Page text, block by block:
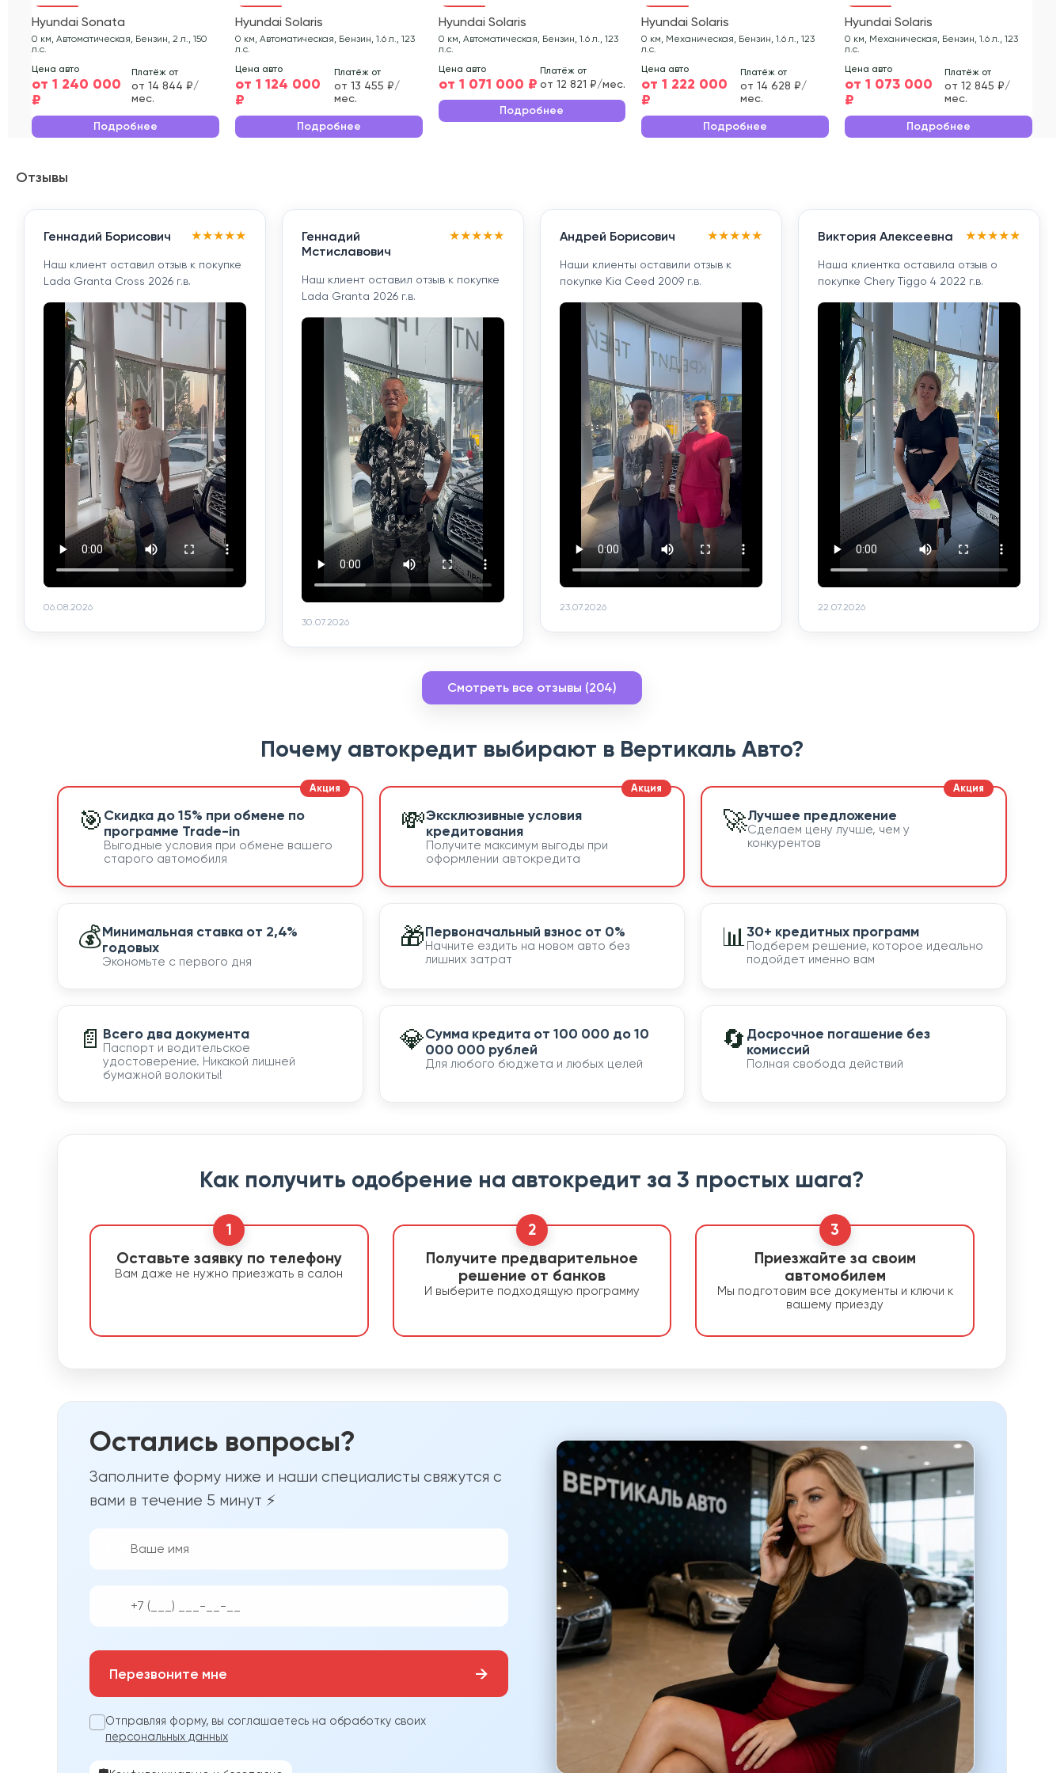
Hyundai Sonata
0 км, Автоматическая, Бензин, 2 л., 150
л.с.
Цена авто
от 1 240 000
₽
Платёж от
от 14 844 ₽/
мес.
Подробнее
Hyundai Solaris
0 км, Автоматическая, Бензин, 1.6 л., 123
л.с.
Цена авто
от 1 124 000
₽
Платёж от
от 13 455 ₽/
мес.
Подробнее
Hyundai Solaris
0 км, Автоматическая, Бензин, 1.6 л., 123
л.с.
Цена авто
от 1 071 000 ₽
Платёж от
от 12 821 ₽/мес.
Подробнее
Hyundai Solaris
0 км, Механическая, Бензин, 1.6 л., 123
л.с.
Цена авто
от 1 222 000
₽
Платёж от
от 14 628 ₽/
мес.
Подробнее
Hyundai Solaris
0 км, Механическая, Бензин, 1.6 л., 123
л.с.
Цена авто
от 1 073 000
₽
Платёж от
от 12 845 ₽/
мес.
Подробнее
Отзывы
Геннадий Борисович ★★★★★
Наш клиент оставил отзыв к покупке
Lada Granta Cross 2026 г.в.
06.08.2026
Геннадий
Мстиславович
★★★★★
Наш клиент оставил отзыв к покупке
Lada Granta 2026 г.в.
30.07.2026
Андрей Борисович ★★★★★
Наши клиенты оставили отзыв к
покупке Kia Ceed 2009 г.в.
23.07.2026
Виктория Алексеевна ★★★★★
Наша клиентка оставила отзыв о
покупке Chery Tiggo 4 2022 г.в.
22.07.2026
Смотреть все отзывы (204)
Почему автокредит выбирают в Вертикаль Авто?
🎯 Скидка до 15% при обмене по
программе Trade-in
Выгодные условия при обмене вашего
старого автомобиля
💸Эксклюзивные условия
кредитования
Получите максимум выгоды при
оформлении автокредита
🚀Лучшее предложение
Сделаем цену лучше, чем у
конкурентов
💰Минимальная ставка от 2,4%
годовых
Экономьте с первого дня
🎁Первоначальный взнос от 0%
Начните ездить на новом авто без
лишних затрат
📊30+ кредитных программ
Подберем решение, которое идеально
подойдет именно вам
📄 Всего два документа
Паспорт и водительское
удостоверение. Никакой лишней
бумажной волокиты!
💎Сумма кредита от 100 000 до 10
000 000 рублей
Для любого бюджета и любых целей
🔄 Досрочное погашение без
комиссий
Полная свобода действий
Как получить одобрение на автокредит за 3 простых шага?
1
Оставьте заявку по телефону
Вам даже не нужно приезжать в салон
2
Получите предварительное
решение от банков
И выберите подходящую программу
3
Приезжайте за своим
автомобилем
Мы подготовим все документы и ключи к
вашему приезду
Остались вопросы?
Заполните форму ниже и наши специалисты свяжутся с
вами в течение 5 минут ⚡
Перезвоните мне →
Отправляя форму, вы соглашаетесь на обработку своих
персональных данных